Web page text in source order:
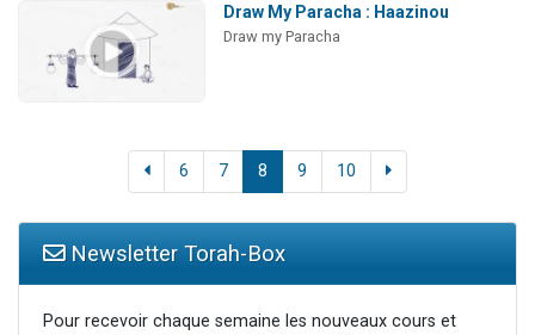
Draw My Paracha : Haazinou
Draw my Paracha
6 7 8 9 10
Newsletter Torah-Box
Pour recevoir chaque semaine les nouveaux cours et